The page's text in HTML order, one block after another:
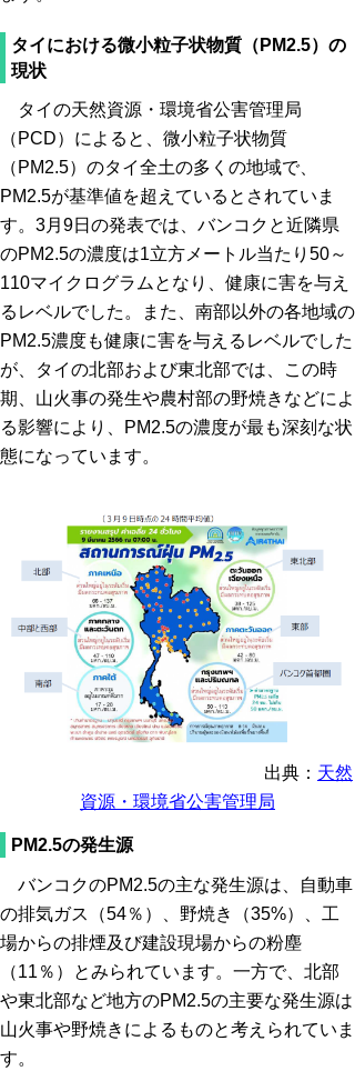
タイにおける微小粒子状物質（PM2.5）の
現状
タイの天然資源・環境省公害管理局
（PCD）によると、微小粒子状物質
（PM2.5）のタイ全土の多くの地域で、
PM2.5が基準値を超えているとされていま
す。3月9日の発表では、バンコクと近隣県
のPM2.5の濃度は1立方メートル当たり50～
110マイクログラムとなり、健康に害を与え
るレベルでした。また、南部以外の各地域の
PM2.5濃度も健康に害を与えるレベルでした
が、タイの北部および東北部では、この時
期、山火事の発生や農村部の野焼きなどによ
る影響により、PM2.5の濃度が最も深刻な状
態になっています。
出典： 天然
資源・環境省公害管理局
PM2.5の発生源
バンコクのPM2.5の主な発生源は、自動車
の排気ガス（54％）、野焼き（35%）、工
場からの排煙及び建設現場からの粉塵
（11％）とみられています。一方で、北部
や東北部など地方のPM2.5の主要な発生源は
山火事や野焼きによるものと考えられていま
す。